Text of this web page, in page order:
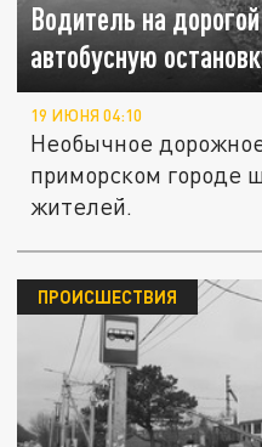
Водитель на
автобусную
19 ИЮНЯ 04:10
Необычное
приморском городе
жителей.
ПРОИСШЕСТВИЯ